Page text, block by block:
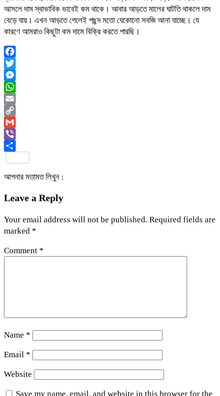
আসলে দাম স্বাভাবিক ভাবেই কম থাকে। আবার আড়তে মালের ঘাটতি থাকলে দাম
বেড়ে যায়। এখন আড়তে গেলেই পছন্দ মতো যেকোনো সবজি আনা যাচ্ছে। যে
কারণে আমরাও কিছুটা কম দামে বিক্রি করতে পারছি।
Facebook
Twitter
Messenger
WhatsApp
Email
Copy
Link
Gmail
Viber
আপনার মতামত লিখুন :
Leave a Reply
Your email address will not be published. Required fields are
marked *
Comment *
Name *
Email *
Website
Save my name, email, and website in this browser for the